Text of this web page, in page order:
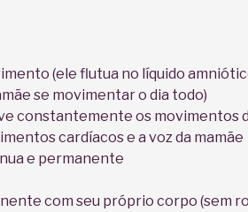
(ele flutua no líquido
se movimentar o dia todo)
constantemente os movimentos
cardíacos e a voz da mamãe
e permanente
com seu próprio corpo (sem